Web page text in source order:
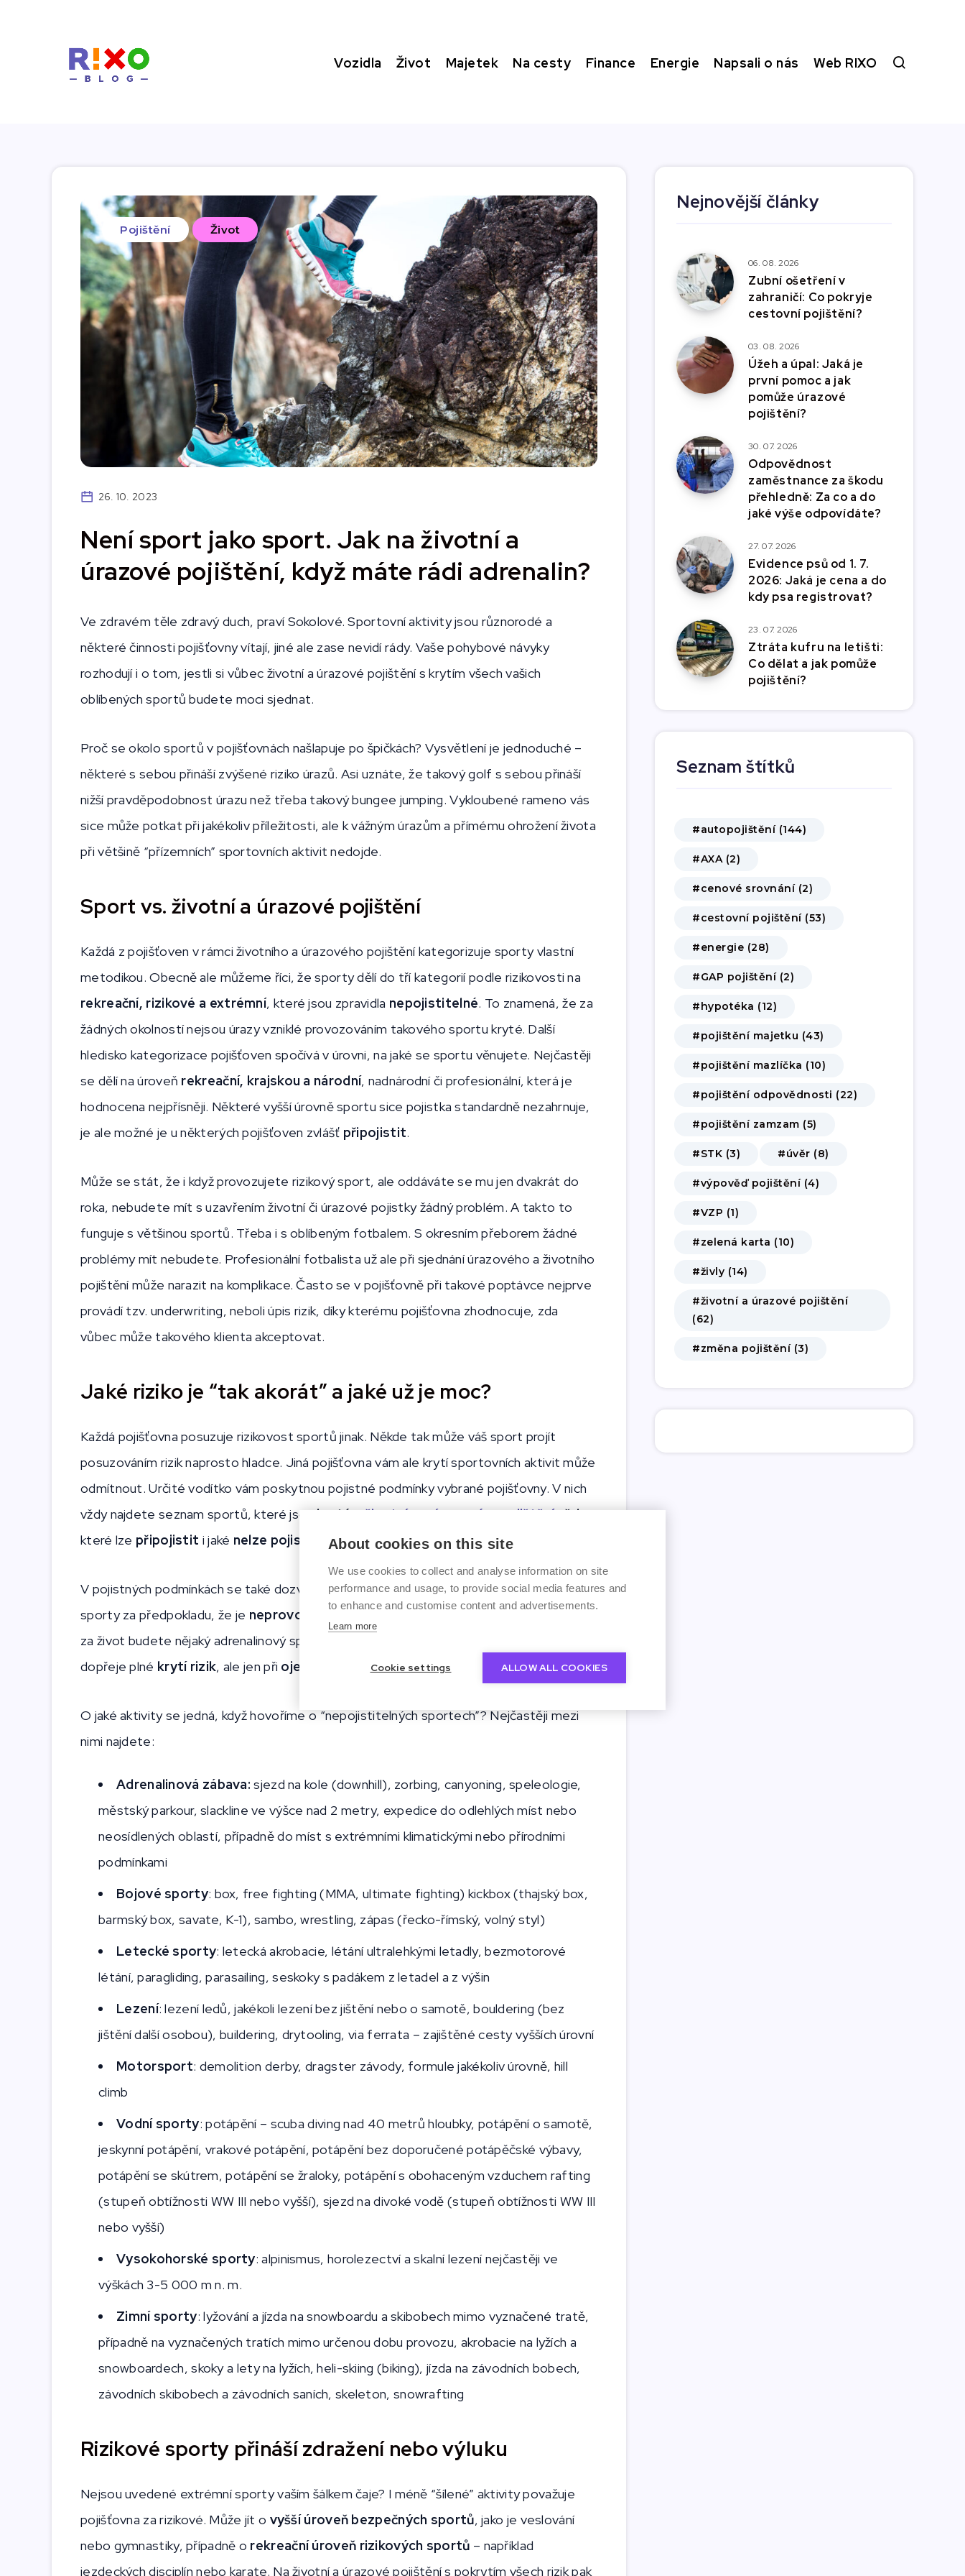
Vozidla Život Majetek Na cesty Finance Energie Napsali o nás Web RIXO
Pojištění Život
26. 10. 2023
Není sport jako sport. Jak na životní a
úrazové pojištění, když máte rádi adrenalin?
Ve zdravém těle zdravý duch, praví Sokolové. Sportovní aktivity jsou různorodé a
některé činnosti pojišťovny vítají, jiné ale zase nevidí rády. Vaše pohybové návyky
rozhodují i o tom, jestli si vůbec životní a úrazové pojištění s krytím všech vašich
oblíbených sportů budete moci sjednat.
Proč se okolo sportů v pojišťovnách našlapuje po špičkách? Vysvětlení je jednoduché –
některé s sebou přináší zvýšené riziko úrazů. Asi uznáte, že takový golf s sebou přináší
nižší pravděpodobnost úrazu než třeba takový bungee jumping. Vykloubené rameno vás
sice může potkat při jakékoliv příležitosti, ale k vážným úrazům a přímému ohrožení života
při většině “přízemních” sportovních aktivit nedojde.
Sport vs. životní a úrazové pojištění
Každá z pojišťoven v rámci životního a úrazového pojištění kategorizuje sporty vlastní
metodikou. Obecně ale můžeme říci, že sporty dělí do tří kategorií podle rizikovosti na
rekreační, rizikové a extrémní, které jsou zpravidla nepojistitelné. To znamená, že za
žádných okolností nejsou úrazy vzniklé provozováním takového sportu kryté. Další
hledisko kategorizace pojišťoven spočívá v úrovni, na jaké se sportu věnujete. Nejčastěji
se dělí na úroveň rekreační, krajskou a národní, nadnárodní či profesionální, která je
hodnocena nejpřísněji. Některé vyšší úrovně sportu sice pojistka standardně nezahrnuje,
je ale možné je u některých pojišťoven zvlášť připojistit.
Může se stát, že i když provozujete rizikový sport, ale oddáváte se mu jen dvakrát do
roka, nebudete mít s uzavřením životní či úrazové pojistky žádný problém. A takto to
funguje s většinou sportů. Třeba i s oblíbeným fotbalem. S okresním přeborem žádné
problémy mít nebudete. Profesionální fotbalista už ale při sjednání úrazového a životního
pojištění může narazit na komplikace. Často se v pojišťovně při takové poptávce nejprve
provádí tzv. underwriting, neboli úpis rizik, díky kterému pojišťovna zhodnocuje, zda
vůbec může takového klienta akceptovat.
Jaké riziko je “tak akorát” a jaké už je moc?
Každá pojišťovna posuzuje rizikovost sportů jinak. Někde tak může váš sport projít
posuzováním rizik naprosto hladce. Jiná pojišťovna vám ale krytí sportovních aktivit může
odmítnout. Určité vodítko vám poskytnou pojistné podmínky vybrané pojišťovny. V nich
vždy najdete seznam sportů, které jsoukryté vživotním a úrazovém pojištěnívždy,
které lze připojistit i jaké nelze pojistit vůbec.
V pojistných podmínkách se také dozvíte, zda pojišťovna kryje i extrémní a adrenalinové
sporty za předpokladu, že je neprovozujete opakovaně a pravidelně. Pokud si jednou
za život budete nějaký adrenalinový sport chtít vyzkoušet, nic se neděje. Pojišťovna vám
dopřeje plné krytí rizik, ale jen při ojedinělé rizikové aktivitě.
O jaké aktivity se jedná, když hovoříme o “nepojistitelných sportech”? Nejčastěji mezi
nimi najdete:
Adrenalinová zábava:sjezd na kole (downhill), zorbing, canyoning, speleologie,
městský parkour, slackline ve výšce nad 2 metry, expedice do odlehlých míst nebo
neosídlených oblastí, případně do míst s extrémními klimatickými nebo přírodními
podmínkami
Bojové sporty: box, free fighting (MMA, ultimate fighting) kickbox (thajský box,
barmský box, savate, K-1), sambo, wrestling, zápas (řecko-římský, volný styl)
Letecké sporty: letecká akrobacie, létání ultralehkými letadly, bezmotorové
létání, paragliding, parasailing, seskoky s padákem z letadel a z výšin
Lezení: lezení ledů, jakékoli lezení bez jištění nebo o samotě, bouldering (bez
jištění další osobou), buildering, drytooling, via ferrata – zajištěné cesty vyšších úrovní
Motorsport: demolition derby, dragster závody, formule jakékoliv úrovně, hill
climb
Vodní sporty: potápění – scuba diving nad 40 metrů hloubky, potápění o samotě,
jeskynní potápění, vrakové potápění, potápění bez doporučené potápěčské výbavy,
potápění se skútrem, potápění se žraloky, potápění s obohaceným vzduchem rafting
(stupeň obtížnosti WW III nebo vyšší), sjezd na divoké vodě (stupeň obtížnosti WW III
nebo vyšší)
Vysokohorské sporty: alpinismus, horolezectví a skalní lezení nejčastěji ve
výškách 3-5 000 m n. m.
Zimní sporty: lyžování a jízda na snowboardu a skibobech mimo vyznačené tratě,
případně na vyznačených tratích mimo určenou dobu provozu, akrobacie na lyžích a
snowboardech, skoky a lety na lyžích, heli-skiing (biking), jízda na závodních bobech,
závodních skibobech a závodních saních, skeleton, snowrafting
Rizikové sporty přináší zdražení nebo výluku
Nejsou uvedené extrémní sporty vaším šálkem čaje? I méně “šílené” aktivity považuje
pojišťovna za rizikové. Může jít o vyšší úroveň bezpečných sportů, jako je veslování
nebo gymnastiky, případně o rekreační úroveň rizikových sportů – například
jezdeckých disciplín nebo karate. Na životní a úrazové pojištění s pokrytím všech rizik pak
Nejnovější články
06. 08. 2026
Zubní ošetření v
zahraničí: Co pokryje
cestovní pojištění?
03. 08. 2026
Úžeh a úpal: Jaká je
první pomoc a jak
pomůže úrazové
pojištění?
30. 07. 2026
Odpovědnost
zaměstnance za škodu
přehledně: Za co a do
jaké výše odpovídáte?
27. 07. 2026
Evidence psů od 1. 7.
2026: Jaká je cena a do
kdy psa registrovat?
23. 07. 2026
Ztráta kufru na letišti:
Co dělat a jak pomůže
pojištění?
Seznam štítků
#autopojištění (144)
#AXA (2)
#cenové srovnání (2)
#cestovní pojištění (53)
#energie (28)
#GAP pojištění (2)
#hypotéka (12)
#pojištění majetku (43)
#pojištění mazlíčka (10)
#pojištění odpovědnosti (22)
#pojištění zamzam (5)
#STK (3) #úvěr (8)
#výpověď pojištění (4)
#VZP (1)
#zelená karta (10)
#živly (14)
#životní a úrazové pojištění
(62)
#změna pojištění (3)
About cookies on this site
We use cookies to collect and analyse information on site
performance and usage, to provide social media features and
to enhance and customise content and advertisements.
Learn more
Cookie settings ALLOW ALL COOKIES